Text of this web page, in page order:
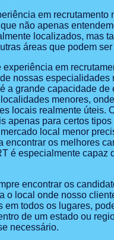
em recrutamento
não apenas
localizados, mas
áreas que podem
experiência em
nossas especialidades
a grande capacidade de
menores,
locais realmente úteis.
apenas para certos
local menor
encontrar os melhores
é especialmente capaz
encontrar os
o local onde nosso
em todos os lugares,
de um estado ou
necessário.